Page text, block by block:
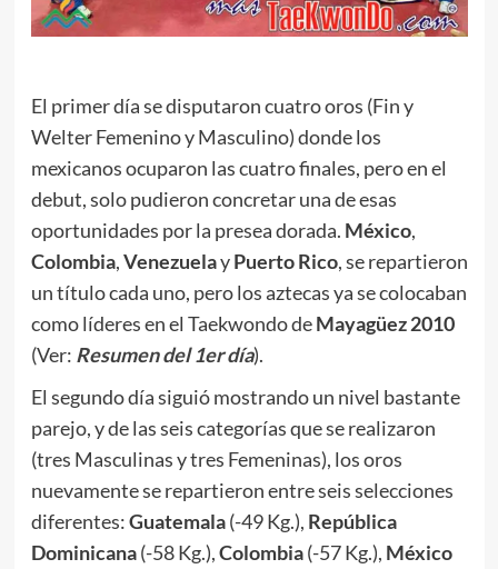
El primer día se disputaron cuatro oros (Fin y
Welter Femenino y Masculino) donde los
mexicanos ocuparon las cuatro finales, pero en el
debut, solo pudieron concretar una de esas
oportunidades por la presea dorada. México,
Colombia,VenezuelayPuerto Rico, se repartieron
un título cada uno, pero los aztecas ya se colocaban
como líderes en el Taekwondo deMayagüez 2010
(Ver: Resumen del 1er día).
El segundo día siguió mostrando un nivel bastante
parejo, y de las seis categorías que se realizaron
(tres Masculinas y tres Femeninas), los oros
nuevamente se repartieron entre seis selecciones
diferentes:Guatemala(-49 Kg.), República
Dominicana(-58 Kg.),Colombia(-57 Kg.), México